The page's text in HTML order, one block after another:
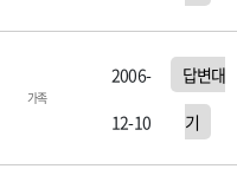
가족
2006-
12-10
답변대
기